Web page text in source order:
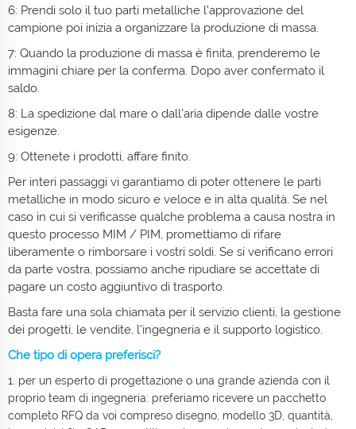
6: Prendi solo il tuo parti metalliche l'approvazione del
campione poi inizia a organizzare la produzione di massa.
7: Quando la produzione di massa è finita, prenderemo le
immagini chiare per la conferma. Dopo aver confermato il
saldo.
8: La spedizione dal mare o dall'aria dipende dalle vostre
esigenze.
9: Ottenete i prodotti, affare finito.
Per interi passaggi vi garantiamo di poter ottenere le parti
metalliche in modo sicuro e veloce e in alta qualità. Se nel
caso in cui si verificasse qualche problema a causa nostra in
questo processo MIM / PIM, promettiamo di rifare
liberamente o rimborsare i vostri soldi. Se si verificano errori
da parte vostra, possiamo anche ripudiare se accettate di
pagare un costo aggiuntivo di trasporto.
Basta fare una sola chiamata per il servizio clienti, la gestione
dei progetti, le vendite, l'ingegneria e il supporto logistico.
Che tipo di opera preferisci?
1. per un esperto di progettazione o una grande azienda con il
proprio team di ingegneria: preferiamo ricevere un pacchetto
completo RFQ da voi compreso disegno, modello 3D, quantità,